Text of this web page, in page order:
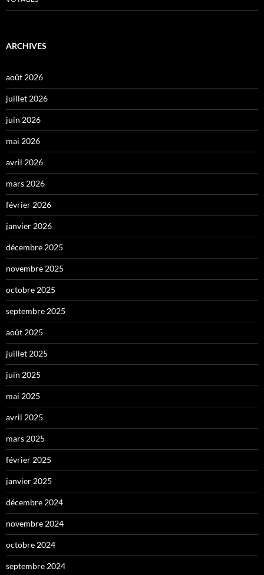
ARCHIVES
août 2026
juillet 2026
juin 2026
mai 2026
avril 2026
mars 2026
février 2026
janvier 2026
décembre 2025
novembre 2025
octobre 2025
septembre 2025
août 2025
juillet 2025
juin 2025
mai 2025
avril 2025
mars 2025
février 2025
janvier 2025
décembre 2024
novembre 2024
octobre 2024
septembre 2024